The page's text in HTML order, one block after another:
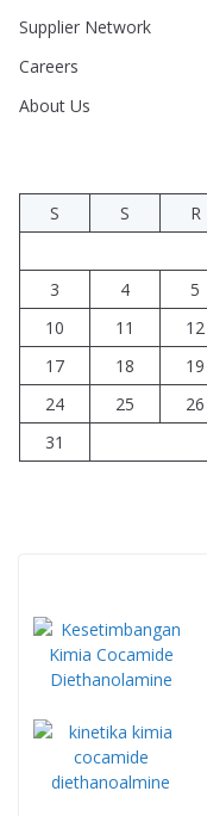
Supplier Network
Careers
About Us
S
S R
3
4 5
10
11 12
17
18 19
24
25 26
31